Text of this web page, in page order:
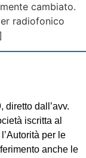
cambiato.
radiofonico
diretto dall’avv.
iscritta al
per le
anche le